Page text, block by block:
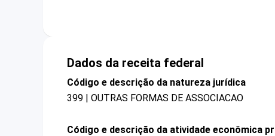
Dados da receita federal
Código e descrição da natureza jurídica
399 | OUTRAS FORMAS DE ASSOCIACAO
Código e descrição da atividade econômica